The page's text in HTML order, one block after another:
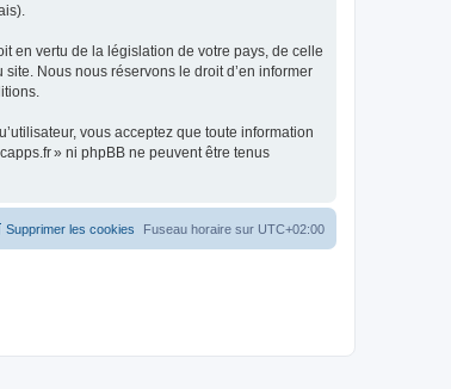
en vertu de la législation de votre pays, de celle
Nous nous réservons le droit d’en informer
vous acceptez que toute information
» ni phpBB ne peuvent être tenus
Fuseau horaire sur UTC+02:00
Supprimer les cookies